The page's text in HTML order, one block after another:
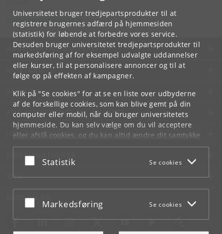
Universitetet bruger tredjepartsprodukter til at
registrere brugernes adfærd på hjemmesiden
(statistik) for løbende at forbedre vores service.
Desuden bruger universitetet tredjepartsprodukter til
markedsføring af for eksempel udvalgte uddannelser
eller kurser, til at personalisere annoncer og til at
følge op på effekten af kampagner.
Klik på "Se cookies" for at se en liste over udbyderne
af de forskellige cookies, som kan blive gemt på din
computer eller mobil, når du bruger universitetets
hjemmeside. Du kan selv vælge om du vil acceptere
eller afslå cookies, og du kan altid ændre dit samtykke
underCookie- og privatlivspolitiksom du finder i
bunden af hver side.
Acceptér eller afslå
Statistik Se cookies
Acceptér eller afslå
Markedsføring Se cookies
Andreas Prestel
ku.
KØBENHAVNS UNIVERSITET
KONTAKT
SERVICES
FOR STUDERENDE OG ANSATTE
JOB OG KARRIERE
NØDSITUATIONER
WEB
MØD KU PÅ